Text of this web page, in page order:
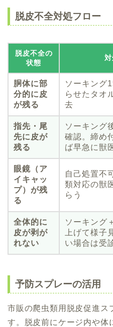
脱皮不全対処フロー
脱皮不全の
状態
胴体に部
分的に皮
が残る
ソーキング
らせたタオ
去
指先・尾
先に皮が
残る
ソーキング
確認。締め
ば早急に獣
眼鏡（ア
イキャッ
プ）が残
る
自己処置不
類対応の獣
らう
全体的に
皮が剥が
れない
ソーキング
上げて様子
い場合は受
予防スプレーの活用
市販の爬虫類用脱皮促進ス
す。脱皮前にケージ内や体